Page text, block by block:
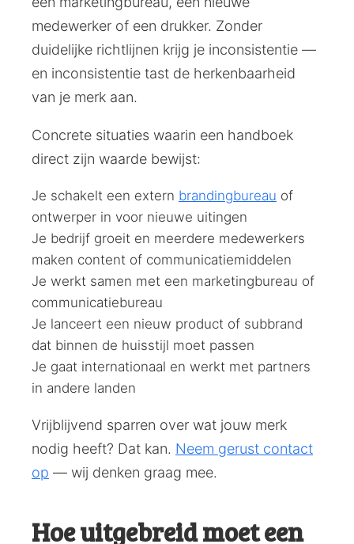
medewerker of een drukker. Zonder
duidelijke richtlijnen krijg je inconsistentie —
en inconsistentie tast de herkenbaarheid
van je merk aan.
Concrete situaties waarin een handboek
direct zijn waarde bewijst:
Je schakelt een extern brandingbureau of
ontwerper in voor nieuwe uitingen
Je bedrijf groeit en meerdere medewerkers
maken content of communicatiemiddelen
Je werkt samen met een marketingbureau of
communicatiebureau
Je lanceert een nieuw product of subbrand
dat binnen de huisstijl moet passen
Je gaat internationaal en werkt met partners
in andere landen
Vrijblijvend sparren over wat jouw merk
nodig heeft? Dat kan. Neem gerust contact
op — wij denken graag mee.
Hoe uitgebreid moet een